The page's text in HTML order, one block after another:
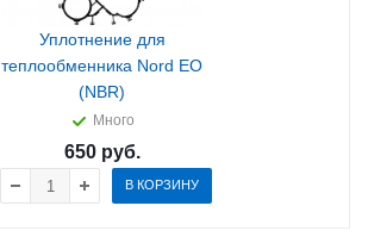
Уплотнение для
теплообменника Nord EO
(NBR)
Много
650руб.
В КОРЗИНУ